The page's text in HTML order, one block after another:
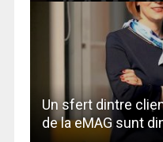
Un sfert dintre
de la eMAG sunt